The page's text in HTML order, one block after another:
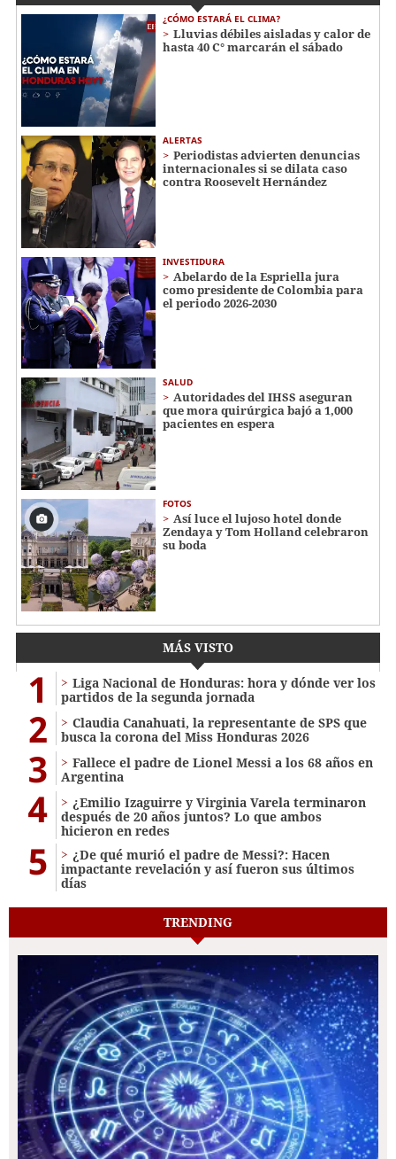
¿CÓMO ESTARÁ EL CLIMA?
Lluvias débiles aisladas y calor de
hasta 40 C° marcarán el sábado
ALERTAS
Periodistas advierten denuncias
internacionales si se dilata caso
contra Roosevelt Hernández
INVESTIDURA
Abelardo de la Espriella jura
como presidente de Colombia para
el periodo 2026-2030
SALUD
Autoridades del IHSS aseguran
que mora quirúrgica bajó a 1,000
pacientes en espera
FOTOS
Así luce el lujoso hotel donde
Zendaya y Tom Holland celebraron
su boda
MÁS VISTO
1
Liga Nacional de Honduras: hora y dónde ver los
partidos de la segunda jornada
2
Claudia Canahuati, la representante de SPS que
busca la corona del Miss Honduras 2026
3
Fallece el padre de Lionel Messi a los 68 años en
Argentina
4
¿Emilio Izaguirre y Virginia Varela terminaron
después de 20 años juntos? Lo que ambos
hicieron en redes
5
¿De qué murió el padre de Messi?: Hacen
impactante revelación y así fueron sus últimos
días
TRENDING